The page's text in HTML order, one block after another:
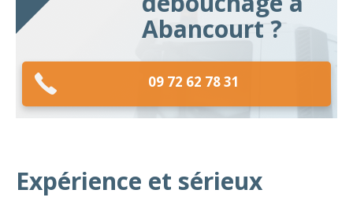
Abancourt ?
09 72 62 78 31
Expérience et sérieux